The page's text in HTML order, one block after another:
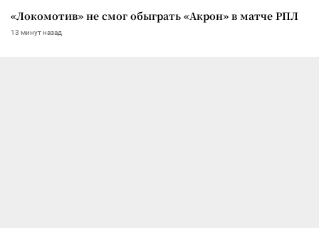
«Локомотив» не смог обыграть «Акрон» в матче РПЛ
13 минут назад